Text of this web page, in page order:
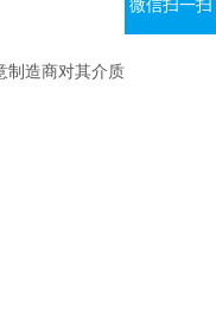
制造商对其介质
微信扫一扫